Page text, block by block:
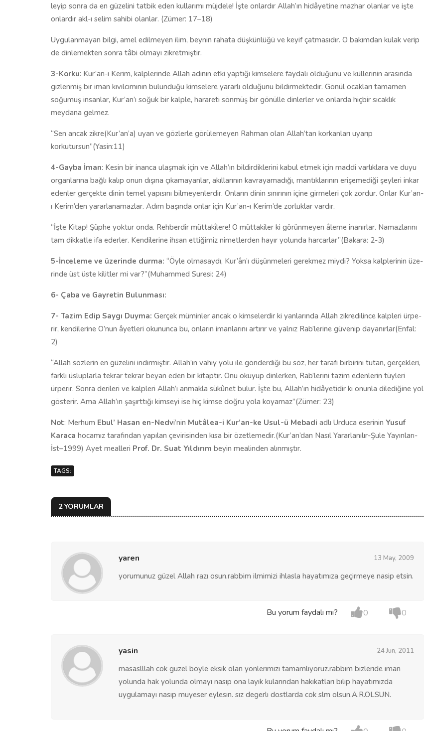
le­yip son­ra da en gü­ze­li­ni tat­bik eden kul­la­rı­mı müj­de­le! İş­te on­lar­dır Al­lah’ın hi­dâ­ye­ti­ne maz­har olan­lar ve iş­te
on­lar­dır akl-ı se­lim sa­hi­bi olan­lar. (Zümer: 17–18)
Uygulanmayan bilgi, amel edilmeyen ilim, beynin rahata düşkünlüğü ve keyif çatmasıdır. O bakımdan kulak verip
de dinlemekten sonra tâbi olmayı zikretmiştir.
3-Korku: Kur’an-ı Kerim, kalplerinde Allah adının etki yaptığı kimselere faydalı olduğunu ve küllerinin arasında
gizlenmiş bir iman kıvılcımının bulunduğu kimselere yararlı olduğunu bildirmektedir. Gönül ocakları tamamen
soğumuş insanlar, Kur’an’ı soğuk bir kalple, harareti sönmüş bir gönülle dinlerler ve onlarda hiçbir sıcaklık
meydana gelmez.
“Sen ancak zikre(Kur’an’a) uyan ve gözlerle görülemeyen Rahman olan Allah’tan korkanları uyarıp
korkutursun”(Yasin:11)
4-Gayba İman: Kesin bir inanca ulaşmak için ve Allah’ın bildirdiklerini kabul etmek için maddi varlıklara ve duyu
organlarına bağlı kalıp onun dışına çıkamayanlar, akıllarının kavrayamadığı, mantıklarının erişemediği şeyleri inkar
edenler gerçekte dinin temel yapısını bilmeyenlerdir. Onların dinin sınırının içine girmeleri çok zordur. Onlar Kur’an-
ı Kerim’den yararlanamazlar. Adım başında onlar için Kur’an-ı Kerim’de zorluklar vardır.
“İş­te Ki­tap! Şüp­he yok­tur on­da. Reh­ber­dir müt­ta­kî­le­re! O müt­ta­ki­ler ki gö­rün­me­yen âle­me ina­nır­lar. Na­maz­la­rı­nı
tam dik­kat­le ifa eder­ler. Ken­di­le­ri­ne ih­san et­ti­ği­miz ni­met­ler­den hayır yolunda harcarlar”(Bakara: 2-3)
5-İnceleme ve üzerinde durma: “Öy­le ol­ma­saydı, Kur’ân’ı dü­şün­meleri gerekmez miydi? Yok­sa kalp­le­ri­nin üze­
rin­de üst üs­te ki­lit­ler mi var?”(Muhammed Suresi: 24)
6- Çaba ve Gayretin Bulunması:
7- Tazim Edip Saygı Duyma: Ger­çek mü­min­ler an­cak o kimse­ler­dir ki yan­la­rın­da Al­lah zik­re­di­lin­ce kalp­le­ri ür­pe­
rir, ken­di­le­ri­ne O’nun âyet­le­ri oku­nun­ca bu, on­la­rın iman­la­rı­nı ar­tı­rır ve yal­nız Rab’­le­ri­ne gü­ve­nip da­ya­nır­lar(Enfal:
2)
“Al­lah söz­le­rin en gü­ze­li­ni in­dir­miş­tir. Al­lah’ın va­hiy yo­lu ile gön­der­di­ği bu söz, her ta­ra­fı bir­bi­ri­ni tu­tan, ger­çek­le­ri,
fark­lı üs­lup­lar­la tek­rar tek­rar be­yan eden bir ki­tap­tır. Onu okuyup dinlerken, Rab’­le­ri­ni ta­zim eden­le­rin tüyleri
ürperir. Son­ra de­ri­le­ri ve kalp­le­ri Al­lah’ı an­mak­la sü­kû­net bu­lur. İş­te bu, Al­lah’ın hi­dâ­ye­ti­dir ki onun­la di­le­di­ği­ne yol
gös­te­rir. Ama Al­lah’ın şa­şırt­tı­ğı kim­se­yi ise hiç kim­se doğ­ru yo­la ko­ya­maz”(Zümer: 23)
Not: Merhum Ebul’ Hasan en-Nedvi’nin Mutâlea-i Kur’an-ke Usul-ü Mebadi adlı Urduca eserinin Yusuf
Karaca hocamız tarafından yapılan çevirisinden kısa bir özetlemedir.(Kur’an’dan Nasıl Yararlanılır-Şule Yayınları-
İst–1999) Ayet mealleri Prof. Dr. Suat Yıldırım beyin mealinden alınmıştır.
TAGS:
2 YORUMLAR
yaren 13 May, 2009
yorumunuz güzel Allah razı osun.rabbim ilmimizi ihlasla hayatımıza geçirmeye nasip etsin.
Bu yorum faydalı mı? 0 0
yasin 24 Jun, 2011
masaslllah cok guzel boyle eksık olan yonlerımızı tamamlıyoruz.rabbım bızlerıde ıman
yolunda hak yolunda olmayı nasıp ona layık kularından hakıkatları bılıp hayatımızda
uygulamayı nasıp muyeser eylesın. sız degerlı dostlarda cok slm olsun.A.R.OLSUN.